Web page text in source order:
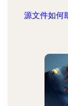
源文件如何